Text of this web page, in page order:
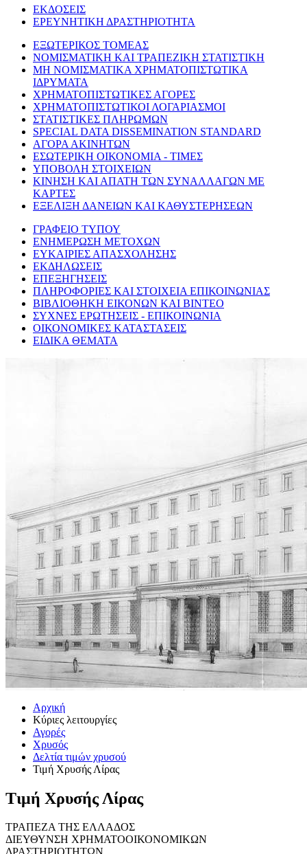
ΕΚΔΟΣΕΙΣ
ΕΡΕΥΝΗΤΙΚΗ ΔΡΑΣΤΗΡΙΟΤΗΤΑ
ΕΞΩΤΕΡΙΚΟΣ ΤΟΜΕΑΣ
ΝΟΜΙΣΜΑΤΙΚΗ ΚΑΙ ΤΡΑΠΕΖΙΚΗ ΣΤΑΤΙΣΤΙΚΗ
ΜΗ ΝΟΜΙΣΜΑΤΙΚΑ ΧΡΗΜΑΤΟΠΙΣΤΩΤΙΚΑ
ΙΔΡΥΜΑΤΑ
ΧΡΗΜΑΤΟΠΙΣΤΩΤΙΚΕΣ ΑΓΟΡΕΣ
ΧΡΗΜΑΤΟΠΙΣΤΩΤΙΚΟΙ ΛΟΓΑΡΙΑΣΜΟΙ
ΣΤΑΤΙΣΤΙΚΕΣ ΠΛΗΡΩΜΩΝ
SPECIAL DATA DISSEMINATION STANDARD
ΑΓΟΡΑ ΑΚΙΝΗΤΩΝ
ΕΣΩΤΕΡΙΚΗ ΟΙΚΟΝΟΜΙΑ - ΤΙΜΕΣ
ΥΠΟΒΟΛΗ ΣΤΟΙΧΕΙΩΝ
ΚΙΝΗΣΗ ΚΑΙ ΑΠΑΤΗ ΤΩΝ ΣΥΝΑΛΛΑΓΩΝ ΜΕ
ΚΑΡΤΕΣ
ΕΞΕΛΙΞΗ ΔΑΝΕΙΩΝ ΚΑΙ ΚΑΘΥΣΤΕΡΗΣΕΩΝ
ΓΡΑΦΕΙΟ ΤΥΠΟΥ
ΕΝΗΜΕΡΩΣΗ ΜΕΤΟΧΩΝ
ΕΥΚΑΙΡΙΕΣ ΑΠΑΣΧΟΛΗΣΗΣ
ΕΚΔΗΛΩΣΕΙΣ
ΕΠΕΞΗΓΗΣΕΙΣ
ΠΛΗΡΟΦΟΡΙΕΣ ΚΑΙ ΣΤΟΙΧΕΙΑ ΕΠΙΚΟΙΝΩΝΙΑΣ
ΒΙΒΛΙΟΘΗΚΗ ΕΙΚΟΝΩΝ ΚΑΙ ΒΙΝΤΕΟ
ΣΥΧΝΕΣ ΕΡΩΤΗΣΕΙΣ - ΕΠΙΚΟΙΝΩΝΙΑ
ΟΙΚΟΝΟΜΙΚΕΣ ΚΑΤΑΣΤΑΣΕΙΣ
ΕΙΔΙΚΑ ΘΕΜΑΤΑ
Αρχική
Κύριες λειτουργίες
Αγορές
Χρυσός
Δελτία τιμών χρυσού
Τιμή Χρυσής Λίρας
Τιμή Χρυσής Λίρας
ΤΡΑΠΕΖΑ ΤΗΣ ΕΛΛΑΔΟΣ
ΔΙΕΥΘΥΝΣΗ ΧΡΗΜΑΤΟΟΙΚΟΝΟΜΙΚΩΝ